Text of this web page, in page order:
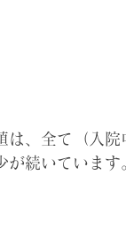
、全て（入
続いています